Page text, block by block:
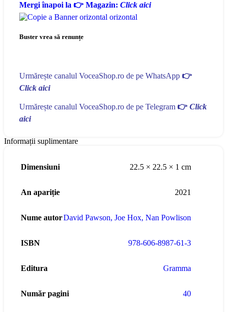
Mergi înapoi la 👉 Magazin: Click aici
Buster vrea să renunțe
Urmărește canalul VoceaShop.ro de pe WhatsApp 👉
Click aici
Urmărește canalul VoceaShop.ro de pe Telegram 👉 Click
aici
Informații suplimentare
Dimensiuni 22.5 × 22.5 × 1 cm
An apariție 2021
Nume autorDavid Pawson, Joe Hox, Nan Powlison
ISBN 978-606-8987-61-3
Editura Gramma
Număr pagini 40